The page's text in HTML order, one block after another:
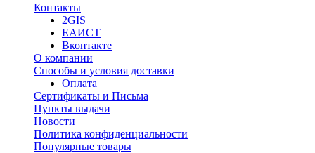
Контакты
2GIS
ЕАИСТ
Вконтакте
О компании
Способы и условия доставки
Оплата
Сертификаты и Письма
Пункты выдачи
Новости
Политика конфиденциальности
Популярные товары